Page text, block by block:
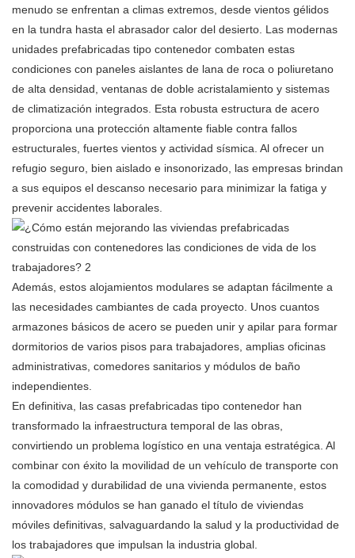
menudo se enfrentan a climas extremos, desde vientos gélidos
en la tundra hasta el abrasador calor del desierto. Las modernas
unidades prefabricadas tipo contenedor combaten estas
condiciones con paneles aislantes de lana de roca o poliuretano
de alta densidad, ventanas de doble acristalamiento y sistemas
de climatización integrados. Esta robusta estructura de acero
proporciona una protección altamente fiable contra fallos
estructurales, fuertes vientos y actividad sísmica. Al ofrecer un
refugio seguro, bien aislado e insonorizado, las empresas brindan
a sus equipos el descanso necesario para minimizar la fatiga y
prevenir accidentes laborales.
Además, estos alojamientos modulares se adaptan fácilmente a
las necesidades cambiantes de cada proyecto. Unos cuantos
armazones básicos de acero se pueden unir y apilar para formar
dormitorios de varios pisos para trabajadores, amplias oficinas
administrativas, comedores sanitarios y módulos de baño
independientes.
En definitiva, las casas prefabricadas tipo contenedor han
transformado la infraestructura temporal de las obras,
convirtiendo un problema logístico en una ventaja estratégica. Al
combinar con éxito la movilidad de un vehículo de transporte con
la comodidad y durabilidad de una vivienda permanente, estos
innovadores módulos se han ganado el título de viviendas
móviles definitivas, salvaguardando la salud y la productividad de
los trabajadores que impulsan la industria global.